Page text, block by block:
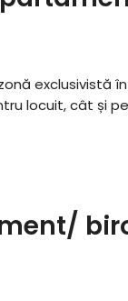
exclusivistă
locuit, cât și